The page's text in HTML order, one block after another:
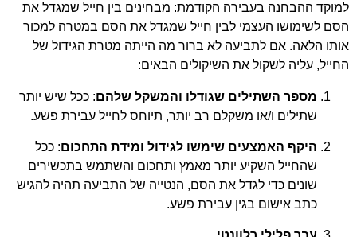
למוקד ההבחנה בעבירה הקודמת: מבחינים בין חייל שמגדל את
הסם לשימושו העצמי לבין חייל שמגדל את הסם במטרה למכור
אותו הלאה. אם לתביעה לא ברור מה הייתה מטרת הגידול של
החייל, עליה לשקול את השיקולים הבאים:
מספר השתילים שגודלו והמשקל שלהם: ככל שיש יותר
שתילים ו/או משקלם רב יותר, תיוחס לחייל עבירת פשע.
היקף האמצעים שימשו לגידול ומידת התחכום: ככל
שהחייל השקיע יותר מאמץ ותחכום והשתמש בתכשירים
שונים כדי לגדל את הסם, הנטייה של התביעה תהיה להגיש
כתב אישום בגין עבירת פשע.